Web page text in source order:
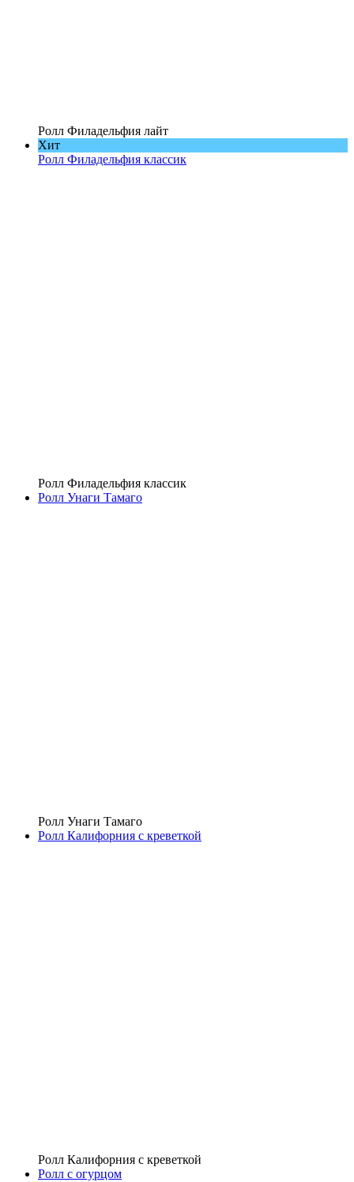
Ролл Филадельфия лайт
Хит
Ролл Филадельфия классик
Ролл Филадельфия классик
Ролл Унаги Тамаго
Ролл Унаги Тамаго
Ролл Калифорния с креветкой
Ролл Калифорния с креветкой
Ролл с огурцом